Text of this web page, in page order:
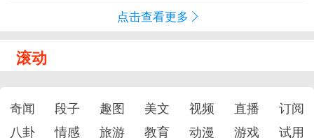
点击查看更多
滚动
奇闻 段子 趣图 美文 视频 直播
订阅
八卦
情感 旅游 教育 动漫 游戏 试用